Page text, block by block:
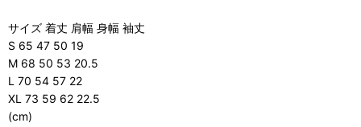
サイズ 着丈 肩幅 身幅 袖丈
S 65 47 50 19
M 68 50 53 20.5
L 70 54 57 22
XL 73 59 62 22.5
(cm)